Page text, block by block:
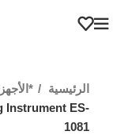
الرئيسية
Instrument ES-
1081